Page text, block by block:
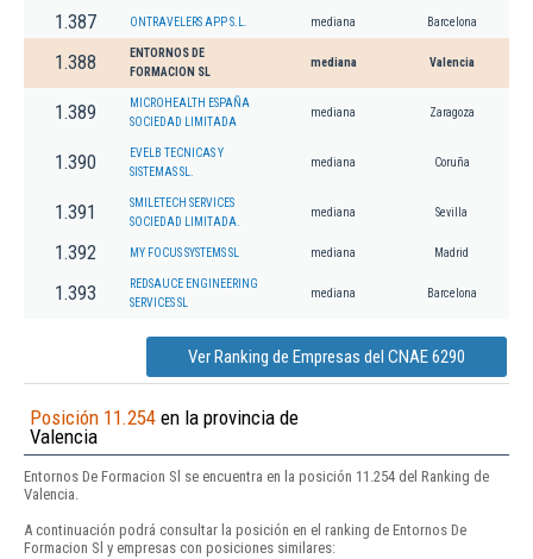
1.387 ONTRAVELERS APP S.L. mediana Barcelona
1.388
ENTORNOS DE
FORMACION SL
mediana Valencia
1.389
MICROHEALTH ESPAÑA
SOCIEDAD LIMITADA
mediana Zaragoza
1.390
EVELB TECNICAS Y
SISTEMAS SL.
mediana Coruña
1.391
SMILETECH SERVICES
SOCIEDAD LIMITADA.
mediana Sevilla
1.392 MY FOCUS SYSTEMS SL mediana Madrid
1.393
REDSAUCE ENGINEERING
SERVICES SL
mediana Barcelona
Ver Ranking de Empresas del CNAE 6290
Posición 11.254 en la provincia de
Valencia
Entornos De Formacion Sl se encuentra en la posición 11.254 del Ranking de
Valencia.
A continuación podrá consultar la posición en el ranking de Entornos De
Formacion Sl y empresas con posiciones similares: